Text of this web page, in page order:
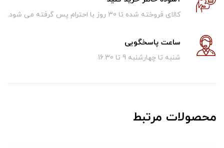
کالای فروخته شده تا 30 روز با احترام پس گرفته می شود.
ساعت پاسخگویی
شنبه تا چهارشنبه 9 تا 16.30
محصولات مرتبط